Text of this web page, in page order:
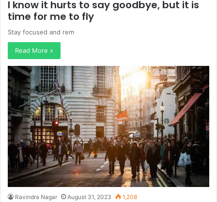
I know it hurts to say goodbye, but it is
time for me to fly
Stay focused and rem
Read More »
Ravindra Nagar August 31, 2023 1,208